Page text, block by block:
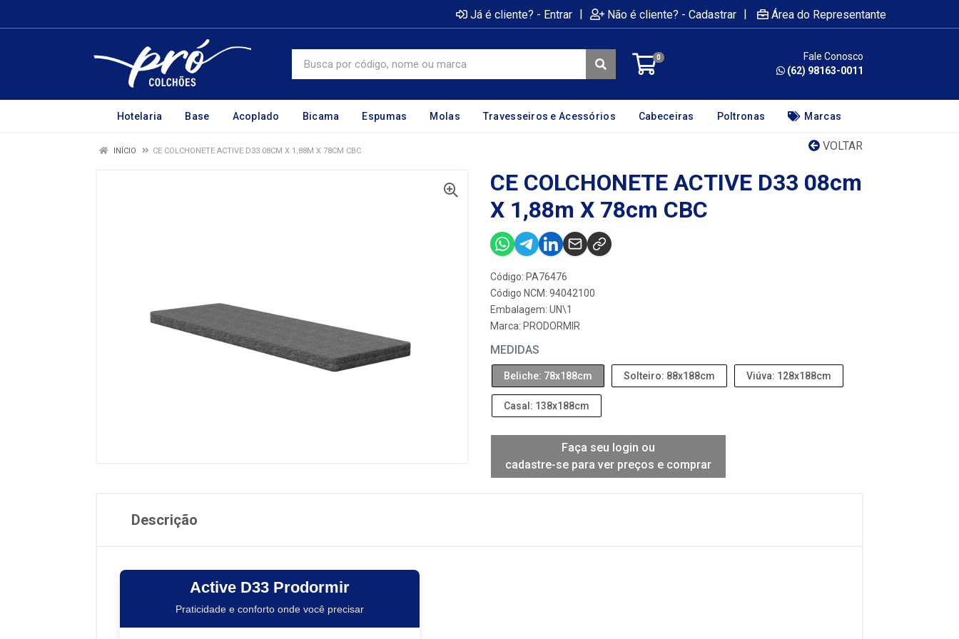
Já é cliente? - Entrar | Não é cliente? - Cadastrar | Área do Representante
0
Fale Conosco
(62) 98163-0011
Hotelaria Base Acoplado Bicama Espumas Molas Travesseiros e Acessórios Cabeceiras Poltronas Marcas
VOLTAR
INÍCIO CE COLCHONETE ACTIVE D33 08CM X 1,88M X 78CM CBC
CE COLCHONETE ACTIVE D33 08cm
X 1,88m X 78cm CBC
Código: PA76476
Código NCM: 94042100
Embalagem: UN\1
Marca: PRODORMIR
MEDIDAS
Beliche: 78x188cm Solteiro: 88x188cm Viúva: 128x188cm
Casal: 138x188cm
Faça seu login ou
cadastre-se para ver preços e comprar
Descrição
Active D33 Prodormir
Praticidade e conforto onde você precisar